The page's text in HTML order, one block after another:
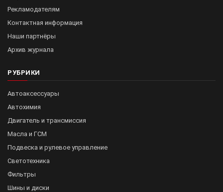
Рекламодателям
Контактная информация
Наши партнёры
Архив журнала
РУБРИКИ
Автоаксессуары
Автохимия
Двигатель и трансмиссия
Масла и ГСМ
Подвеска и рулевое управление
Светотехника
Фильтры
Шины и диски